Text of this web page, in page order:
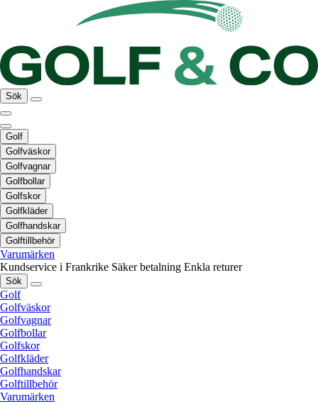
Sök
Golf
Golfväskor
Golfvagnar
Golfbollar
Golfskor
Golfkläder
Golfhandskar
Golftillbehör
Varumärken
Kundservice i Frankrike Säker betalning Enkla returer
Sök
Golf
Golfväskor
Golfvagnar
Golfbollar
Golfskor
Golfkläder
Golfhandskar
Golftillbehör
Varumärken